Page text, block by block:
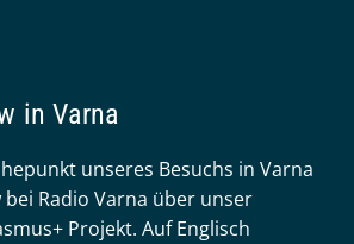
in Varna
unseres Besuchs in Varna
Radio Varna über unser
Projekt. Auf Englisch